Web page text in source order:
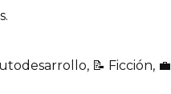
📝 Ficción, 💼